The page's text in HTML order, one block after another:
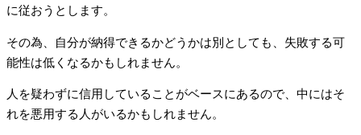
に従おうとします。
その為、自分が納得できるかどうかは別としても、失敗する可
能性は低くなるかもしれません。
人を疑わずに信用していることがベースにあるので、中にはそ
れを悪用する人がいるかもしれません。